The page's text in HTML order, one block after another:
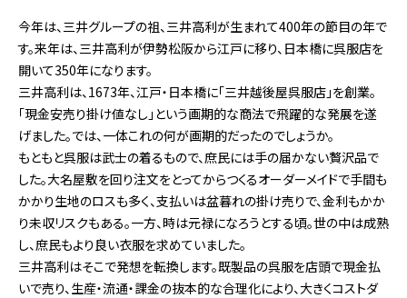
今年は、三井グループの祖、三井高利が生まれて400年の節目の年で
す。来年は、三井高利が伊勢松阪から江戸に移り、日本橋に呉服店を
開いて350年になります。
三井高利は、1673年、江戸・日本橋に「三井越後屋呉服店」を創業。
「現金安売り掛け値なし」という画期的な商法で飛躍的な発展を遂
げました。では、一体これの何が画期的だったのでしょうか。
もともと呉服は武士の着るもので、庶民には手の届かない贅沢品で
した。大名屋敷を回り注文をとってからつくるオーダーメイドで手間も
かかり生地のロスも多く、支払いは盆暮れの掛け売りで、金利もかか
り未収リスクもある。一方、時は元禄になろうとする頃。世の中は成熟
し、庶民もより良い衣服を求めていました。
三井高利はそこで発想を転換します。既製品の呉服を店頭で現金払
いで売り、生産・流通・課金の抜本的な合理化により、大きくコストダ